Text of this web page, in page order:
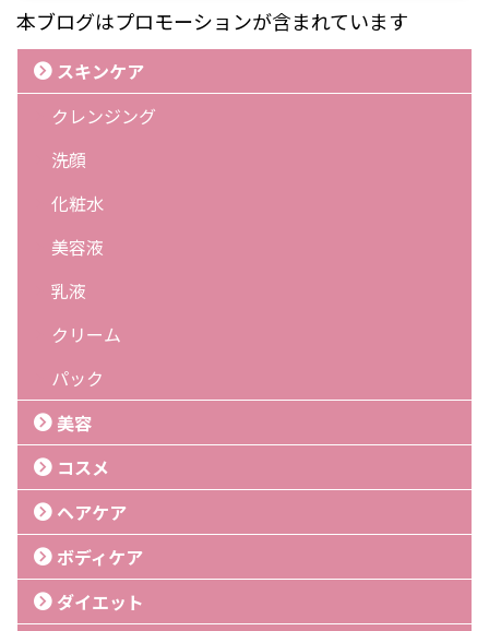
本ブログはプロモーションが含まれています
スキンケア
クレンジング
洗顔
化粧水
美容液
乳液
クリーム
パック
美容
コスメ
ヘアケア
ボディケア
ダイエット